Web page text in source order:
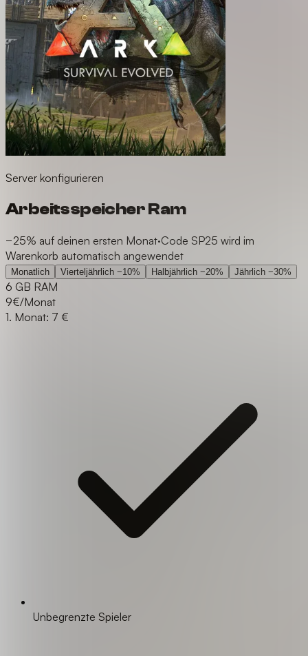
Server konfigurieren
Arbeitsspeicher Ram
−25% auf deinen ersten Monat·Code SP25 wird im
Warenkorb automatisch angewendet
Monatlich Vierteljährlich −10% Halbjährlich −20% Jährlich −30%
6 GB RAM
9€/Monat
1. Monat: 7 €
Unbegrenzte Spieler